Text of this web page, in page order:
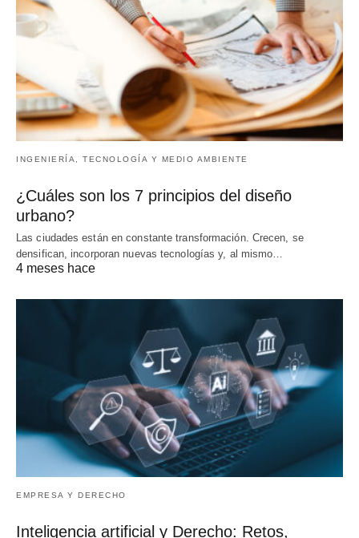
INGENIERÍA, TECNOLOGÍA Y MEDIO AMBIENTE
¿Cuáles son los 7 principios del diseño
urbano?
Las ciudades están en constante transformación. Crecen, se
densifican, incorporan nuevas tecnologías y, al mismo…
4 meses hace
EMPRESA Y DERECHO
Inteligencia artificial y Derecho: Retos,